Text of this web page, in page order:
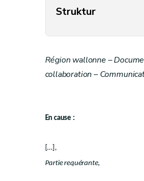
Struktur
Région wallonne –
collaboration –
En cause :
[…],
Partie requérante,